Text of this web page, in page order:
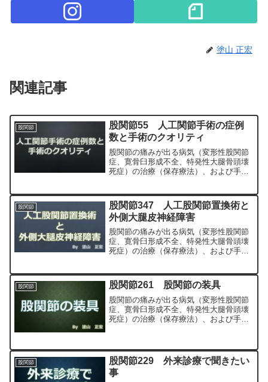
塗山 正宏
関連記事
股関節
股関節55 人工関節手術の症例
数と手術のクオリティ
股関節の痛みが出る病気（変形性股関節
症、寛骨臼形成不全、特発性大腿骨頭壊
死症）の治療（保存療法）、および手術
科専門医（人工関節手術を専門）の塗山
正宏が色々と説明します。
股関節
股関節347 人工股関節置換術と
外側大腿皮神経障害
股関節の痛みが出る病気（変形性股関節
症、寛骨臼形成不全、特発性大腿骨頭壊
死症）の治療（保存療法）、および手術
科専門医（人工関節手術を専門）の塗山
正宏が色々と説明します。
股関節 股関節261 股関節の装具
股関節の痛みが出る病気（変形性股関節
症、寛骨臼形成不全、特発性大腿骨頭壊
死症）の治療（保存療法）、および手術
科専門医（人工関節手術を専門）の塗山
正宏が色々と説明します。
股関節
股関節229 外来診療で聞きたい
事